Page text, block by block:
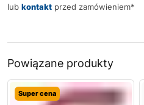
lub kontakt przed zamówieniem*
Powiązane produkty
Super cena